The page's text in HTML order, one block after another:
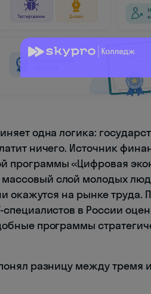
одна логика:
ничего. Источник
программы «Цифровая
слой молодых
окажутся на рынке
в России
программы
разницу между